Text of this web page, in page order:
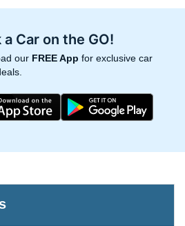
a Car on the GO!
our FREE App for exclusive car